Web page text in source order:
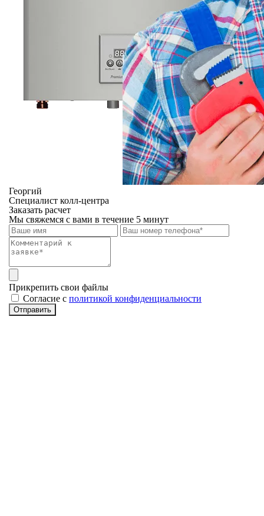
Георгий
Специалист колл-центра
Заказать расчет
Мы свяжемся с вами в течение 5 минут
Прикрепить свои файлы
Cогласие с политикой конфиденциальности
Отправить